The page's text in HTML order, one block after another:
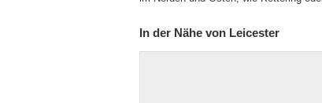
In der Nähe von Leicester